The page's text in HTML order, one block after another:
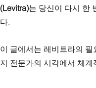
(Levitra)는 당신이 다시 한
다.
이 글에서는 레비트라의
지 전문가의 시각에서 체